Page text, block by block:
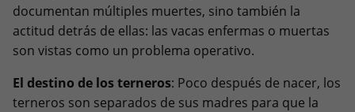
documentan múltiples muertes, sino también la
actitud detrás de ellas: las vacas enfermas o muertas
son vistas como un problema operativo.
El destino de los terneros: Poco después de nacer, los
terneros son separados de sus madres para que la